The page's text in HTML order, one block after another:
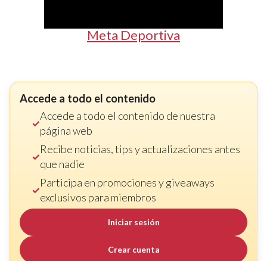
Meta Deportiva
Accede a todo el contenido
Accede a todo el contenido de nuestra
página web
Recibe noticias, tips y actualizaciones antes
que nadie
Participa en promociones y giveaways
exclusivos para miembros
Iniciar sesión
Crear cuenta